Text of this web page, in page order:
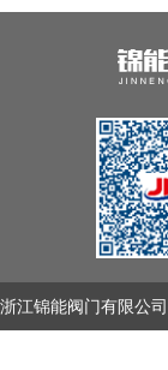
浙江锦能阀门有限公司